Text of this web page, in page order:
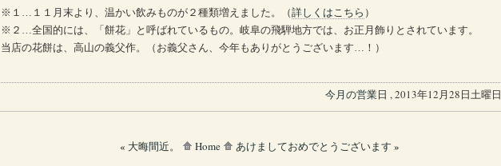
※１…１１月末より、温かい飲みものが２種類増えました。（詳しくはこちら ）
※２…全国的には、「餅花」と呼ばれているもの。岐阜の飛騨地方では、お正月飾りとされています。
当店の花餅は、高山の義父作。（お義父さん、今年もありがとうございます…！）
今月の営業日 , 2013年12月28日土曜日
« 大晦間近。 Home あけましておめでとうございます »